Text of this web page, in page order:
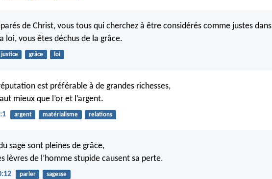
de Christ, vous tous qui cherchez à être considérés comme justes dans
loi, vous êtes déchus de la grâce.
justice grâce loi
est préférable à de grandes richesses,
mieux que l’or et l’argent.
argent matérialisme relations
sage sont pleines de grâce,
lèvres de l’homme stupide causent sa perte.
parler sagesse